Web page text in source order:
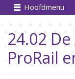
Hoofdmenu
24.02
ProRail